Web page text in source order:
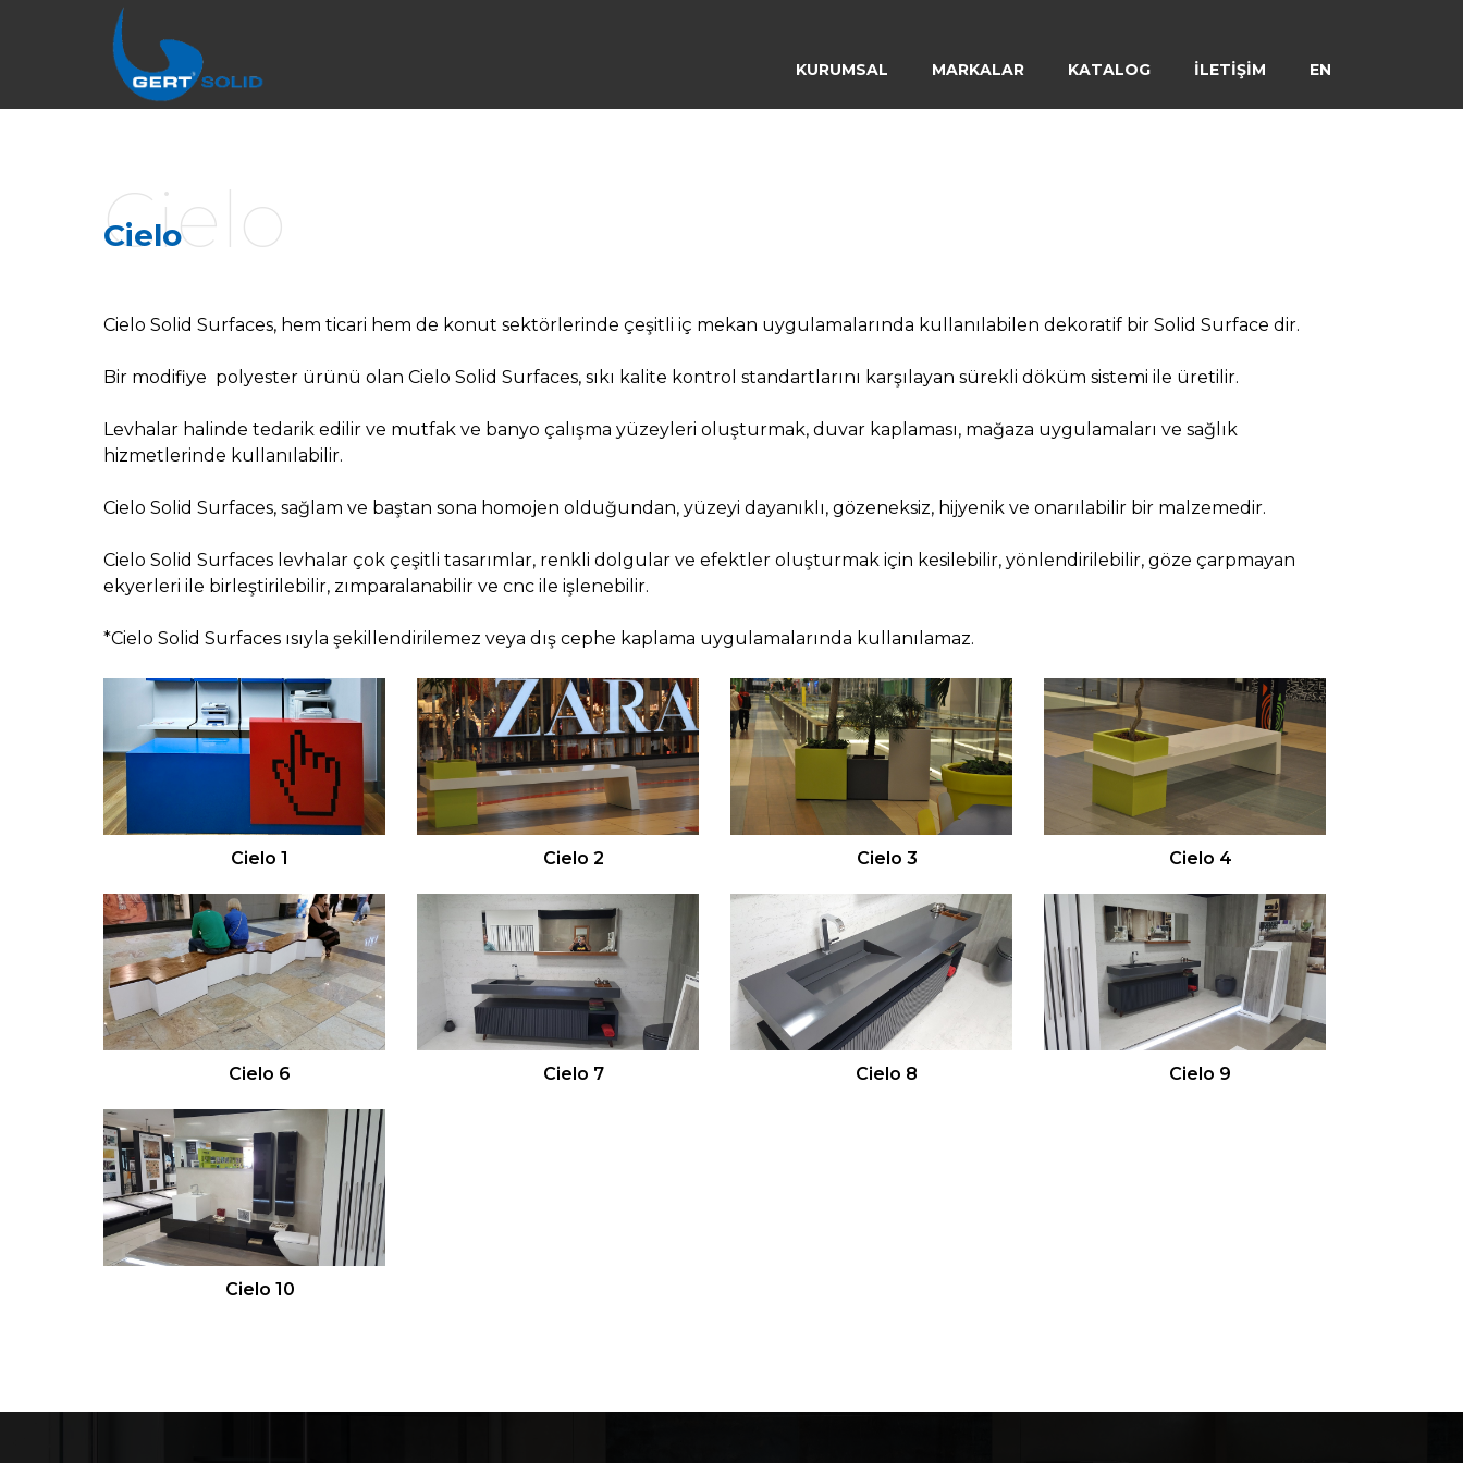
KURUMSAL MARKALAR KATALOG İLETİŞİM EN
Cielo
Cielo
Cielo Solid Surfaces, hem ticari hem de konut sektörlerinde çeşitli iç mekan uygulamalarında kullanılabilen dekoratif bir Solid Surface dir.
Bir modifiye polyester ürünü olan Cielo Solid Surfaces, sıkı kalite kontrol standartlarını karşılayan sürekli döküm sistemi ile üretilir.
Levhalar halinde tedarik edilir ve mutfak ve banyo çalışma yüzeyleri oluşturmak, duvar kaplaması, mağaza uygulamaları ve sağlık
hizmetlerinde kullanılabilir.
Cielo Solid Surfaces, sağlam ve baştan sona homojen olduğundan, yüzeyi dayanıklı, gözeneksiz, hijyenik ve onarılabilir bir malzemedir.
Cielo Solid Surfaces levhalar çok çeşitli tasarımlar, renkli dolgular ve efektler oluşturmak için kesilebilir, yönlendirilebilir, göze çarpmayan
ekyerleri ile birleştirilebilir, zımparalanabilir ve cnc ile işlenebilir.
*Cielo Solid Surfaces ısıyla şekillendirilemez veya dış cephe kaplama uygulamalarında kullanılamaz.
Cielo 1 Cielo 2 Cielo 3 Cielo 4
Cielo 6 Cielo 7 Cielo 8 Cielo 9
Cielo 10